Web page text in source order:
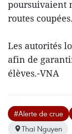
poursuivaient
routes coupées.
Les autorités
afin de
élèves.-VNA
#Alerte de crue
Thai Nguyen